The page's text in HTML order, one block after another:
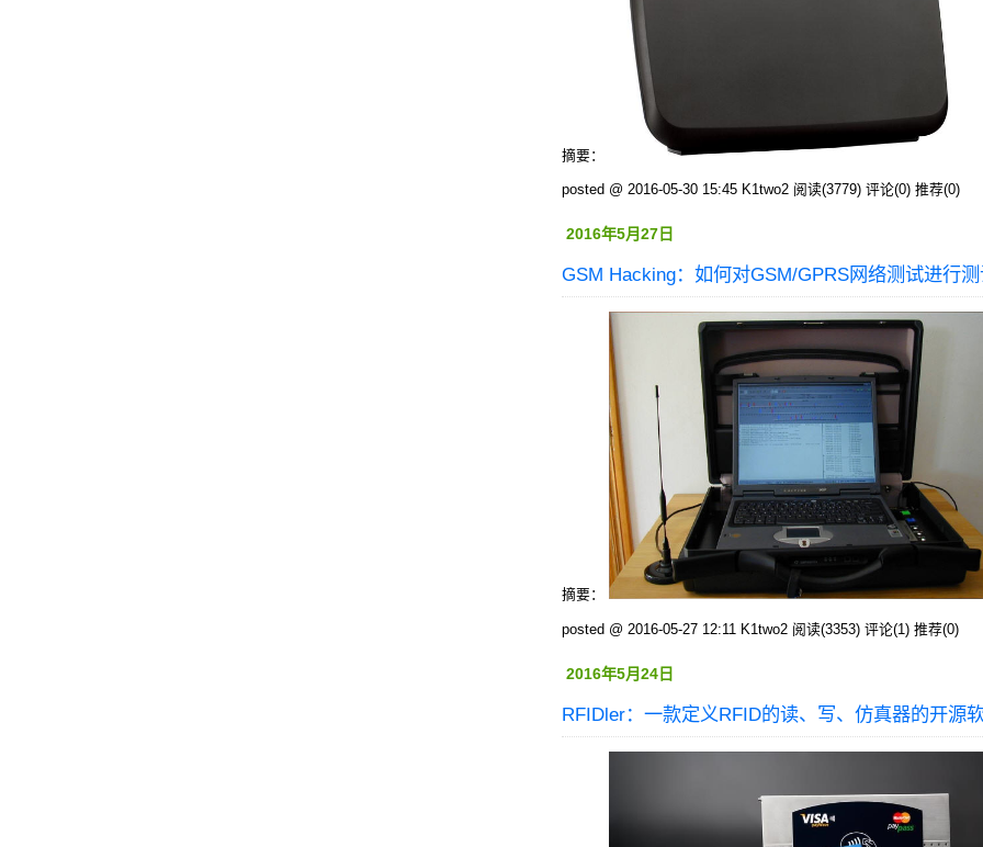
摘要：
posted @ 2016-05-30 15:45 K1two2 阅读(3779) 评论(0) 推荐(0)
2016年5月27日
GSM Hacking：如何对GSM/GPRS网络测试进行
摘要：
posted @ 2016-05-27 12:11 K1two2 阅读(3353) 评论(1) 推荐(0)
2016年5月24日
RFIDler：一款定义RFID的读、写、仿真器的开源